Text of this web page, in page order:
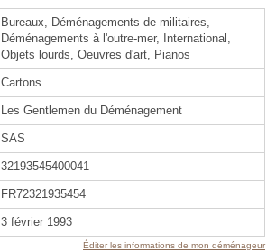
Bureaux, Déménagements de militaires,
Déménagements à l'outre-mer, International,
Objets lourds, Oeuvres d'art, Pianos
Cartons
Les Gentlemen du Déménagement
SAS
32193545400041
FR72321935454
3 février 1993
Éditer les informations de mon déménageur